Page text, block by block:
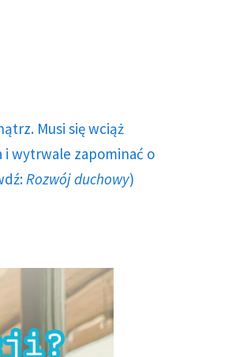
Musi się wciąż
i wytrwale zapominać o
Rozwój duchowy)